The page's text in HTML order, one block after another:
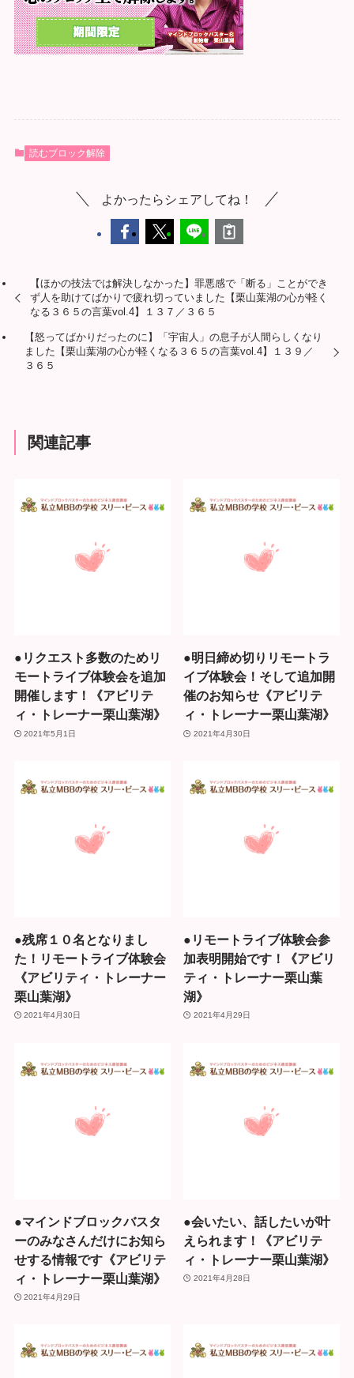
読むブロック解除
よかったらシェアしてね！
【ほかの技法では解決しなかった】罪悪感で「断る」ことができ
ず人を助けてばかりで疲れ切っていました【栗山葉湖の心が軽く
なる３６５の言葉vol.4】１３７／３６５
【怒ってばかりだったのに】「宇宙人」の息子が人間らしくなり
ました【栗山葉湖の心が軽くなる３６５の言葉vol.4】１３９／
３６５
関連記事
●リクエスト多数のためリ
モートライブ体験会を追加
開催します！《アビリテ
ィ・トレーナー栗山葉湖》
2021年5月1日
●明日締め切りリモートラ
イブ体験会！そして追加開
催のお知らせ《アビリテ
ィ・トレーナー栗山葉湖》
2021年4月30日
●残席１０名となりまし
た！リモートライブ体験会
《アビリティ・トレーナー
栗山葉湖》
2021年4月30日
●リモートライブ体験会参
加表明開始です！《アビリ
ティ・トレーナー栗山葉
湖》
2021年4月29日
●マインドブロックバスタ
ーのみなさんだけにお知ら
せする情報です《アビリテ
ィ・トレーナー栗山葉湖》
2021年4月29日
●会いたい、話したいが叶
えられます！《アビリテ
ィ・トレーナー栗山葉湖》
2021年4月28日